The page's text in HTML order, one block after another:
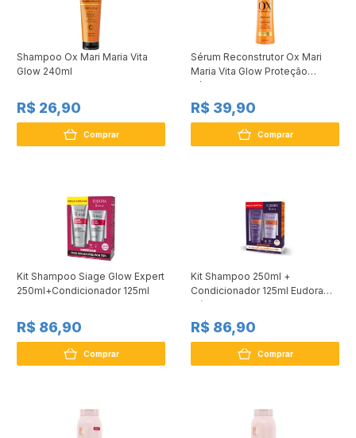
Shampoo Ox Mari Maria Vita
Glow 240ml
R$ 26,90
Comprar
Sérum Reconstrutor Ox Mari
Maria Vita Glow Proteção
Térmica 110ml
R$ 39,90
Comprar
Kit Shampoo Siage Glow Expert
250ml+Condicionador 125ml
R$ 86,90
Comprar
Kit Shampoo 250ml +
Condicionador 125ml Eudora
Siàge Liso Intenso
R$ 86,90
Comprar